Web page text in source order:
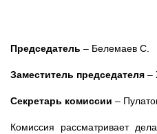
Председатель – Белемаев С.
Заместитель председателя –
Секретарь комиссии –
Комиссия рассматривает